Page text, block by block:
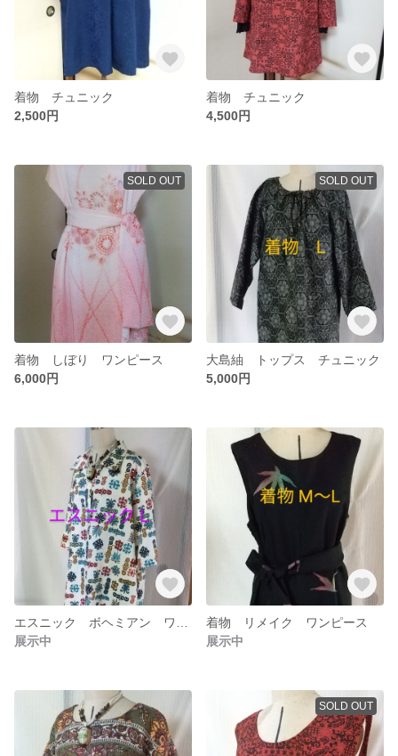
着物 チュニック
2,500円
着物 チュニック
4,500円
SOLD OUT
着物 しぼり ワンピース
6,000円
SOLD OUT
大島紬 トップス チュニック
5,000円
展示中
着物 リメイク ワンピース
展示中
SOLD OUT